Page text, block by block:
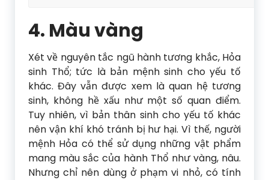
4. Màu vàng
Xét về nguyên tắc ngũ hành tương khắc, Hỏa
sinh Thổ; tức là bản mệnh sinh cho yếu tố
khác. Đây vẫn được xem là quan hệ tương
sinh, không hề xấu như một số quan điểm.
Tuy nhiên, vì bản thân sinh cho yếu tố khác
nên vận khí khó tránh bị hư hại. Vì thế, người
mệnh Hỏa có thể sử dụng những vật phẩm
mang màu sắc của hành Thổ như vàng, nâu.
Nhưng chỉ nên dùng ở phạm vi nhỏ, có tính